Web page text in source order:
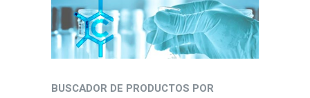
BUSCADOR DE PRODUCTOS POR